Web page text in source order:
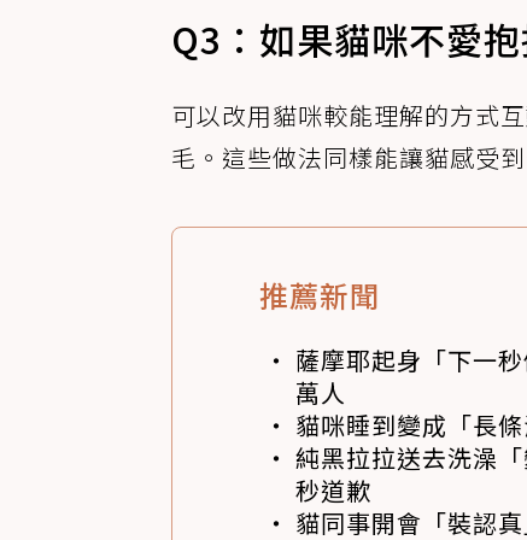
Q3：如果貓咪不愛
可以改用貓咪較能理解的方式
毛。這些做法同樣能讓貓感受
推薦新聞
薩摩耶起身「下一
萬人
貓咪睡到變成「長
純黑拉拉送去洗澡
秒道歉
貓同事開會「裝認